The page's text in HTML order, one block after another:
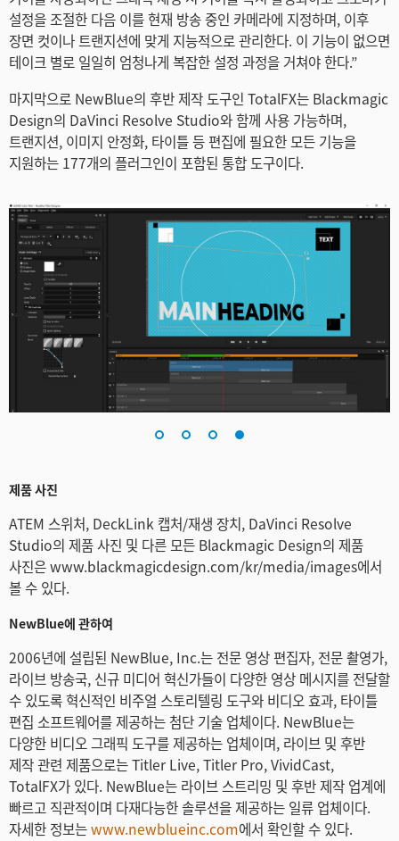
설정을 조절한 다음 이를 현재 방송 중인 카메라에 지정하며, 이후
장면 컷이나 트랜지션에 맞게 지능적으로 관리한다. 이 기능이 없으면
테이크 별로 일일히 엄청나게 복잡한 설정 과정을 거쳐야 한다.”
마지막으로 NewBlue의 후반 제작 도구인 TotalFX는 Blackmagic
Design의 DaVinci Resolve Studio와 함께 사용 가능하며,
트랜지션, 이미지 안정화, 타이틀 등 편집에 필요한 모든 기능을
지원하는 177개의 플러그인이 포함된 통합 도구이다.
제품 사진
ATEM 스위처, DeckLink 캡처/재생 장치, DaVinci Resolve
Studio의 제품 사진 및 다른 모든 Blackmagic Design의 제품
사진은 www.blackmagicdesign.com/kr/media/images에서
볼 수 있다.
NewBlue에 관하여
2006년에 설립된 NewBlue, Inc.는 전문 영상 편집자, 전문 촬영가,
라이브 방송국, 신규 미디어 혁신가들이 다양한 영상 메시지를 전달할
수 있도록 혁신적인 비주얼 스토리텔링 도구와 비디오 효과, 타이틀
편집 소프트웨어를 제공하는 첨단 기술 업체이다. NewBlue는
다양한 비디오 그래픽 도구를 제공하는 업체이며, 라이브 및 후반
제작 관련 제품으로는 Titler Live, Titler Pro, VividCast,
TotalFX가 있다. NewBlue는 라이브 스트리밍 및 후반 제작 업계에
빠르고 직관적이며 다재다능한 솔루션을 제공하는 일류 업체이다.
자세한 정보는www.newblueinc.com에서 확인할 수 있다.